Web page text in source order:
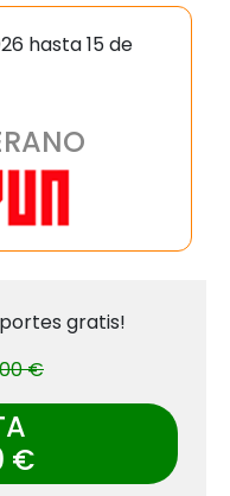
hasta 15 de
gratis!
€
€